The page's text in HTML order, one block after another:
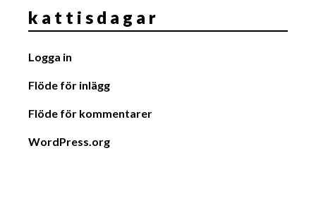
k a t t i s d a g a r
Logga in
Flöde för inlägg
Flöde för kommentarer
WordPress.org